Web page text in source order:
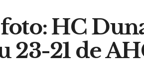
HC
23-21 de